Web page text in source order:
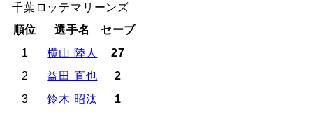
千葉ロッテマリーンズ
順位
選手名
セーブ
1
横山 陸人
27
2
益田 直也
2
3
鈴木 昭汰
1